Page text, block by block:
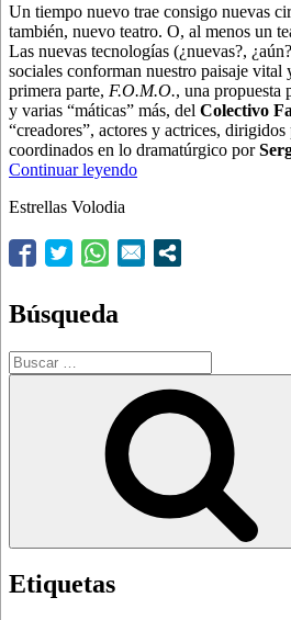
Un tiempo nuevo trae consigo nuevas
también, nuevo teatro. O, al menos un
Las nuevas tecnologías (¿nuevas?,
sociales conforman nuestro paisaje vital
primera parte, F.O.M.O., una propuesta
y varias “máticas” más, del Colectivo
“creadores”, actores y actrices, dirigidos
coordinados en lo dramatúrgico por
Continuar leyendo“Enredados
Estrellas Volodia
Búsqueda
Buscar
por:
Etiquetas